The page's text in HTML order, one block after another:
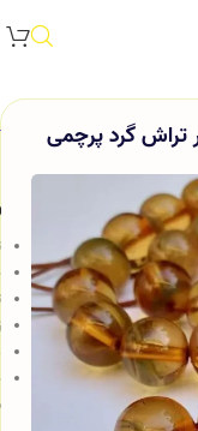
33 دانه کد 946 بودار تراش گرد پرچمی